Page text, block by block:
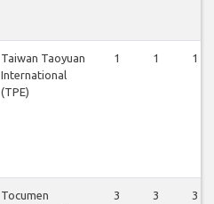
Taiwan Taoyuan
International
(TPE)
1 1 1
Tocumen
3 3 3